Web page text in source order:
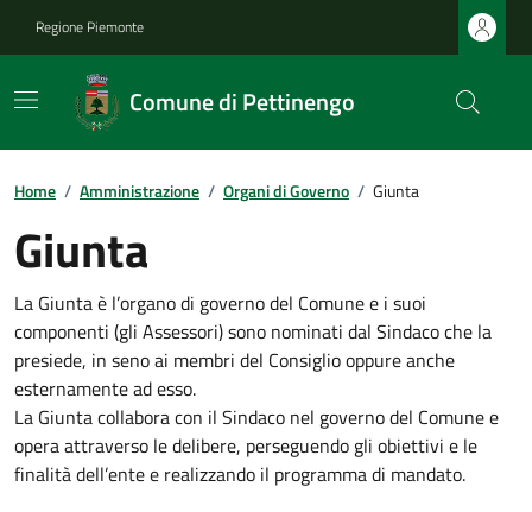
Regione Piemonte
Comune di Pettinengo
Home / Amministrazione / Organi di Governo / Giunta
Giunta
La Giunta è l’organo di governo del Comune e i suoi
componenti (gli Assessori) sono nominati dal Sindaco che la
presiede, in seno ai membri del Consiglio oppure anche
esternamente ad esso.
La Giunta collabora con il Sindaco nel governo del Comune e
opera attraverso le delibere, perseguendo gli obiettivi e le
finalità dell’ente e realizzando il programma di mandato.